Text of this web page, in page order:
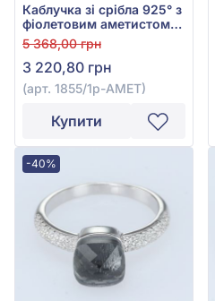
Каблучка зі срібла 925° з
фіолетовим аметистом
та фіанітом, арт. 1855/1р-
АМЕТ
5 368,00 грн
3 220,80 грн
(арт. 1855/1р-АМЕТ)
Купити
-40%